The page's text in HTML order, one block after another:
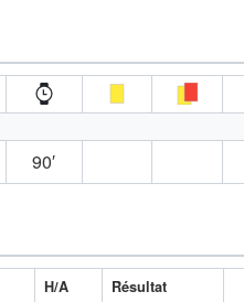
90′
H/A Résultat